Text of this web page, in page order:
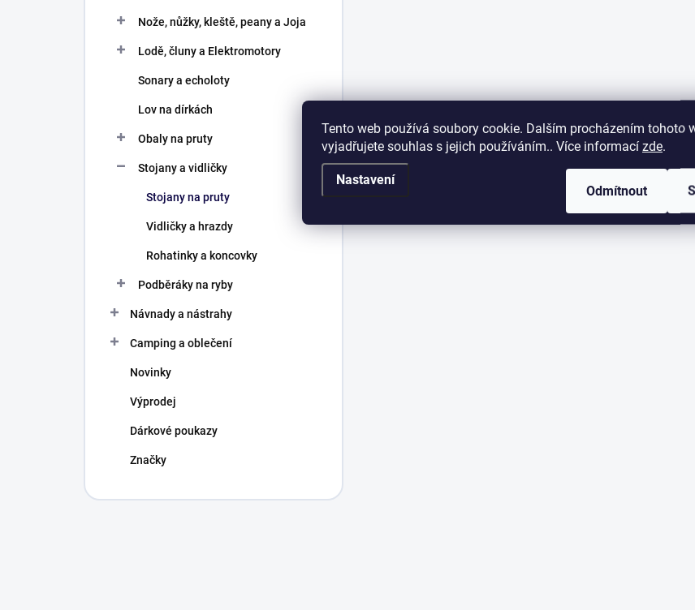
Tento web používá soubory cookie. Dalším procházením tohoto
vyjadřujete souhlas s jejich používáním.. Více informací zde.
Nastavení
Odmítnout
Nože, nůžky, kleště, peany a Joja
Lodě, čluny a Elektromotory
Sonary a echoloty
Lov na dírkách
Obaly na pruty
Stojany a vidličky
Stojany na pruty
Vidličky a hrazdy
Rohatinky a koncovky
Podběráky na ryby
Návnady a nástrahy
Camping a oblečení
Novinky
Výprodej
Dárkové poukazy
Značky